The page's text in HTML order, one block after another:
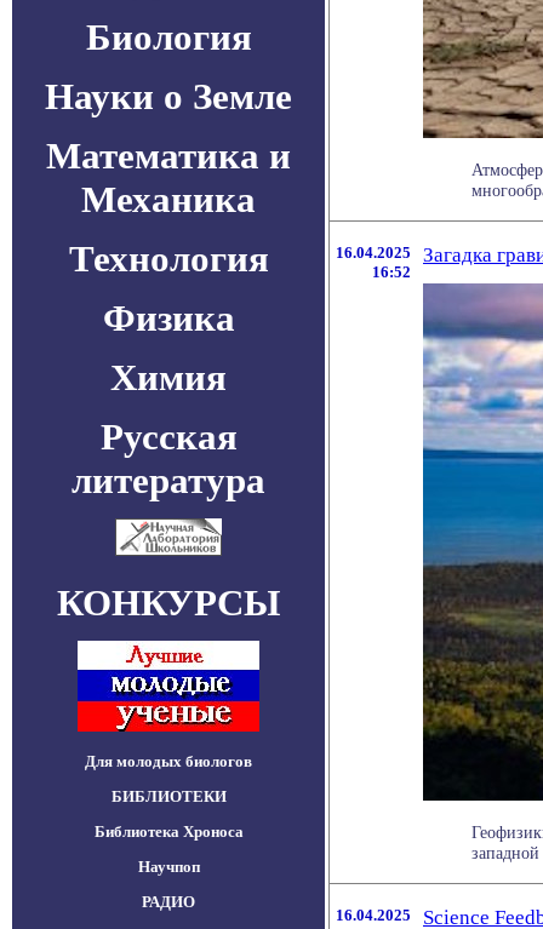
Биология
Науки о Земле
Математика и
Механика
Технология
Физика
Химия
Русская
литература
КОНКУРСЫ
Для молодых биологов
БИБЛИОТЕКИ
Библиотека Хроноса
Научпоп
РАДИО
16.04.2025
16:52
Загадка
16.04.2025
Science